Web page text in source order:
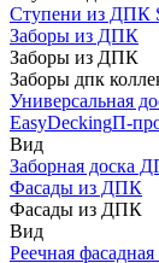
Ступени из ДПК
Заборы из ДПК
Заборы из ДПК
Заборы дпк
Универсальная
EasyDeckingП-
Вид
Заборная доска
Фасады из ДПК
Фасады из ДПК
Вид
Реечная